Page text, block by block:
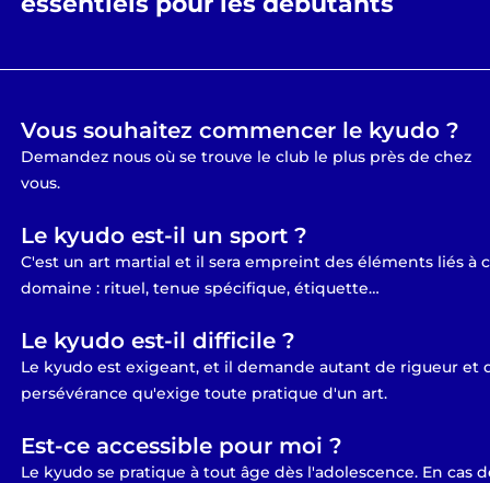
Vous souhaitez commencer le kyudo ?
Demandez nous où se trouve le club le plus près de chez
vous.
Le kyudo est-il un sport ?
C'est un art martial et il sera empreint des éléments liés à
domaine : rituel, tenue spécifique, étiquette…
Le kyudo est-il difficile ?
Le kyudo est exigeant, et il demande autant de rigueur et
persévérance qu'exige toute pratique d'un art.
Est-ce accessible pour moi ?
Le kyudo se pratique à tout âge dès l'adolescence. En cas